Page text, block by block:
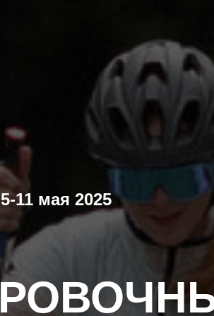
5-11 мая 2025